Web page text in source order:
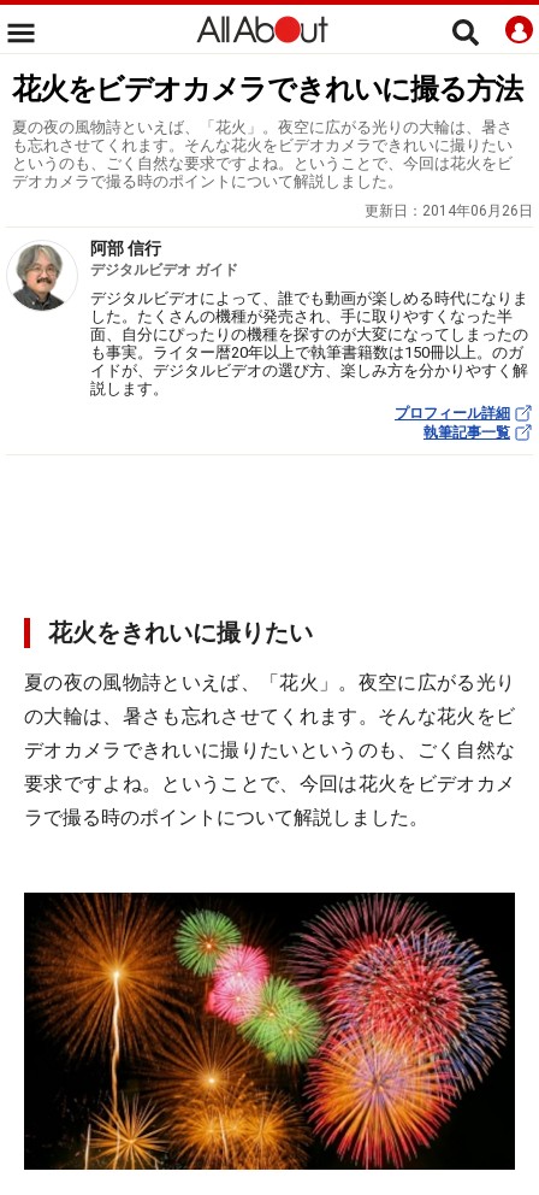
花火をビデオカメラできれいに撮る方法
夏の夜の風物詩といえば、「花火」。夜空に広がる光りの大輪は、暑さ
も忘れさせてくれます。そんな花火をビデオカメラできれいに撮りたい
というのも、ごく自然な要求ですよね。ということで、今回は花火をビ
デオカメラで撮る時のポイントについて解説しました。
更新日： 2014年06月26日
阿部 信行
デジタルビデオ ガイド
デジタルビデオによって、誰でも動画が楽しめる時代になりま
した。たくさんの機種が発売され、手に取りやすくなった半
面、自分にぴったりの機種を探すのが大変になってしまったの
も事実。ライター暦20年以上で執筆書籍数は150冊以上。のガ
イドが、デジタルビデオの選び方、楽しみ方を分かりやすく解
説します。
プロフィール詳細
執筆記事一覧
花火をきれいに撮りたい
夏の夜の風物詩といえば、「花火」。夜空に広がる光り
の大輪は、暑さも忘れさせてくれます。そんな花火をビ
デオカメラできれいに撮りたいというのも、ごく自然な
要求ですよね。ということで、今回は花火をビデオカメ
ラで撮る時のポイントについて解説しました。